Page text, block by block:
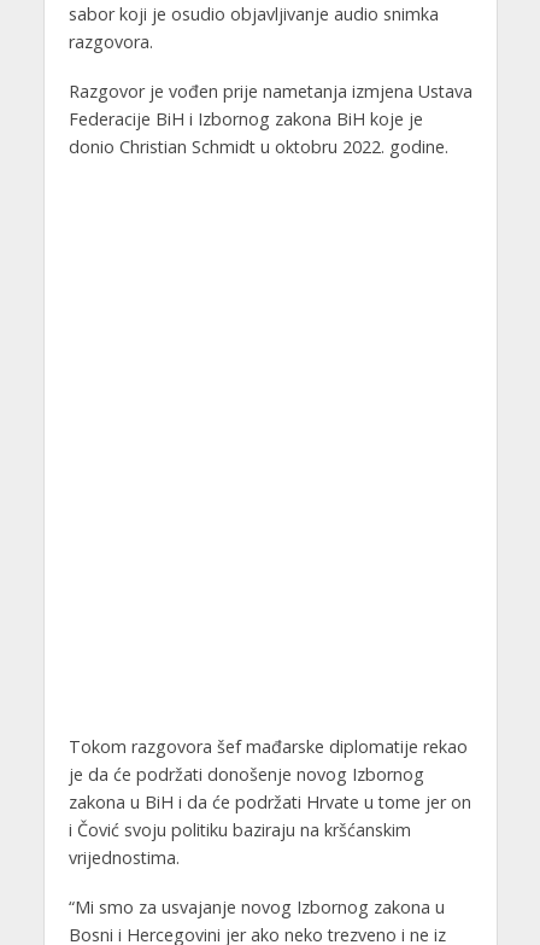
sabor koji je osudio objavljivanje audio snimka
razgovora.
Razgovor je vođen prije nametanja izmjena Ustava
Federacije BiH i Izbornog zakona BiH koje je
donio Christian Schmidt u oktobru 2022. godine.
Tokom razgovora šef mađarske diplomatije rekao
je da će podržati donošenje novog Izbornog
zakona u BiH i da će podržati Hrvate u tome jer on
i Čović svoju politiku baziraju na kršćanskim
vrijednostima.
“Mi smo za usvajanje novog Izbornog zakona u
Bosni i Hercegovini jer ako neko trezveno i ne iz